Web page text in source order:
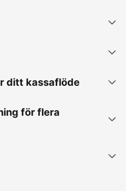
ditt kassaflöde
för flera